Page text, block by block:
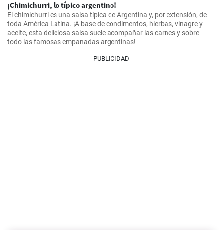
¡Chimichurri, lo típico argentino!
El chimichurri es una salsa típica de Argentina y, por extensión, de
toda América Latina. ¡A base de condimentos, hierbas, vinagre y
aceite, esta deliciosa salsa suele acompañar las carnes y sobre
todo las famosas empanadas argentinas!
PUBLICIDAD